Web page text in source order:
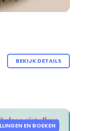
BEKIJK DETAILS
EN BOEKEN